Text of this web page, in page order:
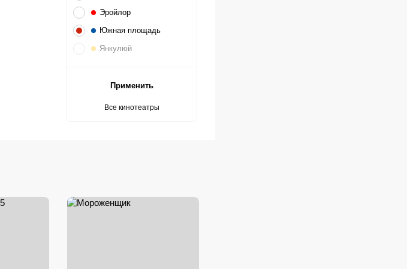
Эройлор
Южная площадь
Янкулюй
Применить
Все кинотеатры